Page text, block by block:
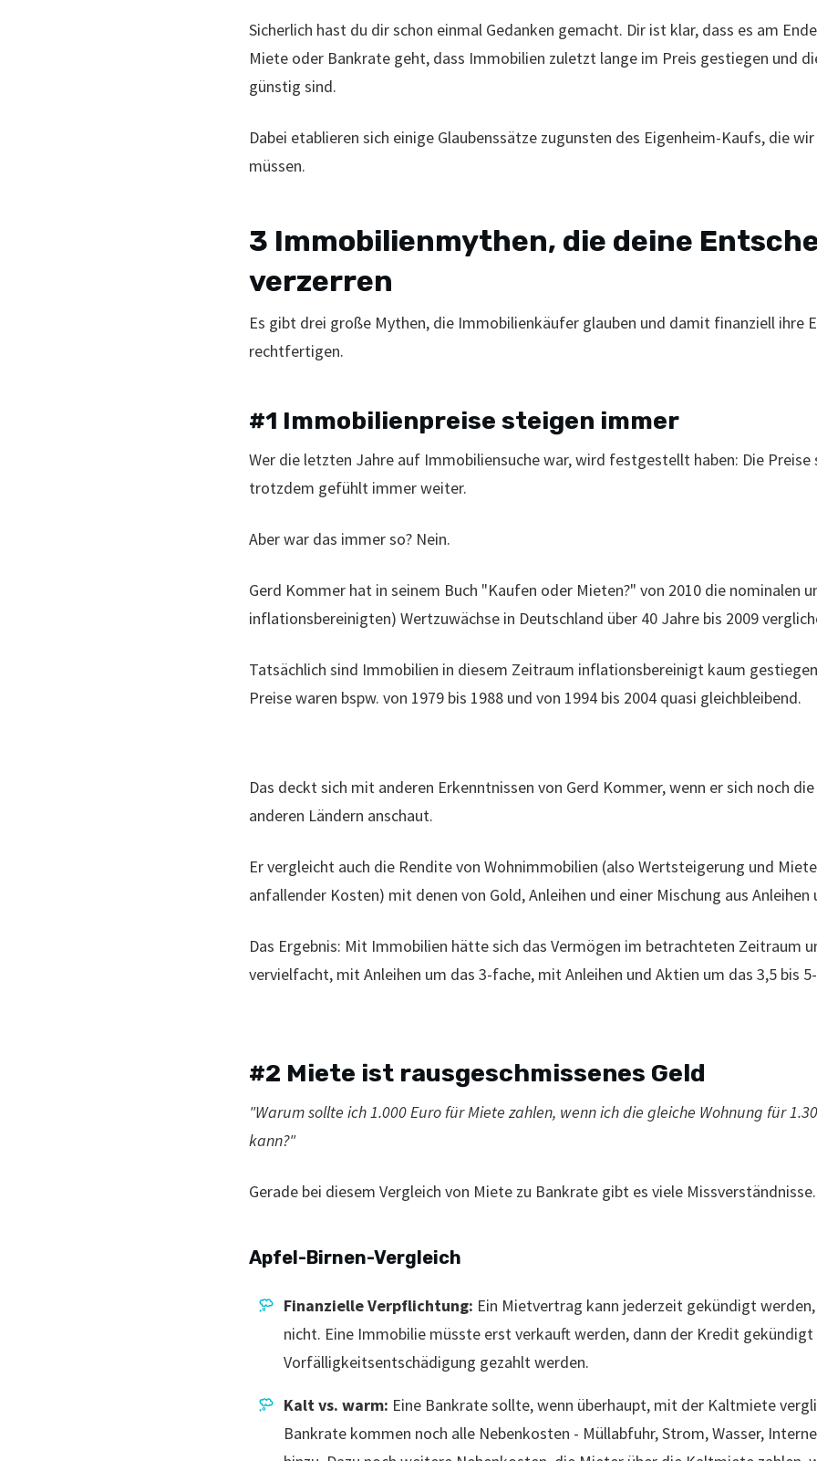
Sicherlich hast du dir schon einmal Gedanken gemacht. Dir ist klar, dass es am
Miete oder Bankrate geht, dass Immobilien zuletzt lange im Preis gestiegen und
günstig sind.
Dabei etablieren sich einige Glaubenssätze zugunsten des Eigenheim-Kaufs, die
müssen.
3 Immobilienmythen, die deine
verzerren
Es gibt drei große Mythen, die Immobilienkäufer glauben und damit finanziell ihre
rechtfertigen.
#1 Immobilienpreise steigen immer
Wer die letzten Jahre auf Immobiliensuche war, wird festgestellt haben: Die Preise
trotzdem gefühlt immer weiter.
Aber war das immer so? Nein.
Gerd Kommer hat in seinem Buch "Kaufen oder Mieten?" von 2010 die nominalen
inflationsbereinigten) Wertzuwächse in Deutschland über 40 Jahre bis 2009
Tatsächlich sind Immobilien in diesem Zeitraum inflationsbereinigt kaum
Preise waren bspw. von 1979 bis 1988 und von 1994 bis 2004 quasi gleichbleibend.
Das deckt sich mit anderen Erkenntnissen von Gerd Kommer, wenn er sich noch
anderen Ländern anschaut.
Er vergleicht auch die Rendite von Wohnimmobilien (also Wertsteigerung und
anfallender Kosten) mit denen von Gold, Anleihen und einer Mischung aus Anleihen
Das Ergebnis: Mit Immobilien hätte sich das Vermögen im betrachteten Zeitraum
vervielfacht, mit Anleihen um das 3-fache, mit Anleihen und Aktien um das 3,5 bis
#2 Miete ist rausgeschmissenes Geld
"Warum sollte ich 1.000 Euro für Miete zahlen, wenn ich die gleiche Wohnung für
kann?"
Gerade bei diesem Vergleich von Miete zu Bankrate gibt es viele Missverständnisse.
Apfel-Birnen-Vergleich
Finanzielle Verpflichtung: Ein Mietvertrag kann jederzeit gekündigt
nicht. Eine Immobilie müsste erst verkauft werden, dann der Kredit gekündigt
Vorfälligkeitsentschädigung gezahlt werden.
Kalt vs. warm: Eine Bankrate sollte, wenn überhaupt, mit der Kaltmiete
Bankrate kommen noch alle Nebenkosten - Müllabfuhr, Strom, Wasser,